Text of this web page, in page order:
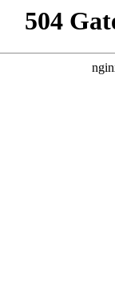
504